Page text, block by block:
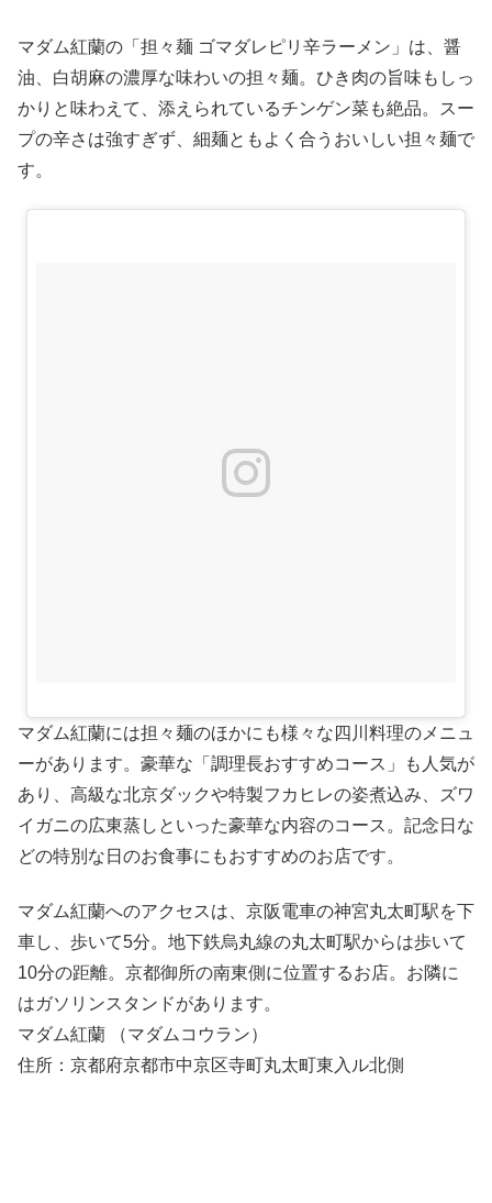
マダム紅蘭の「担々麺 ゴマダレピリ辛ラーメン」は、醤
油、白胡麻の濃厚な味わいの担々麺。ひき肉の旨味もしっ
かりと味わえて、添えられているチンゲン菜も絶品。スー
プの辛さは強すぎず、細麺ともよく合うおいしい担々麺で
す。
マダム紅蘭には担々麺のほかにも様々な四川料理のメニュ
ーがあります。豪華な「調理長おすすめコース」も人気が
あり、高級な北京ダックや特製フカヒレの姿煮込み、ズワ
イガニの広東蒸しといった豪華な内容のコース。記念日な
どの特別な日のお食事にもおすすめのお店です。
マダム紅蘭へのアクセスは、京阪電車の神宮丸太町駅を下
車し、歩いて5分。地下鉄烏丸線の丸太町駅からは歩いて
10分の距離。京都御所の南東側に位置するお店。お隣に
はガソリンスタンドがあります。
マダム紅蘭 （マダムコウラン）
住所：京都府京都市中京区寺町丸太町東入ル北側